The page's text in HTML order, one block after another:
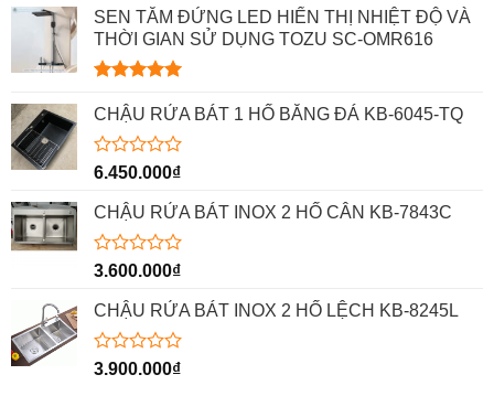
hạng
0
5
sao
SEN TẮM ĐỨNG LED HIỂN THỊ NHIỆT ĐỘ VÀ
THỜI GIAN SỬ DỤNG TOZU SC-OMR616
hạng 5.00
CHẬU RỬA BÁT 1 HỐ BẰNG ĐÁ KB-6045-TQ
Được
hạng
0
5
6.450.000₫
CHẬU RỬA BÁT INOX 2 HỐ CÂN KB-7843C
Được
hạng
0
5
3.600.000₫
CHẬU RỬA BÁT INOX 2 HỐ LỆCH KB-8245L
Được
3.900.000₫